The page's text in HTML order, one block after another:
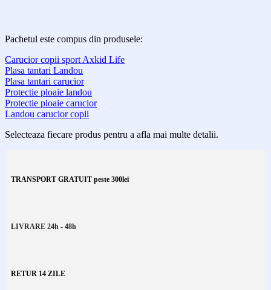
Pachetul este compus din produsele:
Carucior copii sport Axkid Life
Plasa tantari Landou
Plasa tantari carucior
Protectie ploaie landou
Protectie ploaie carucior
Landou carucior copii
Selecteaza fiecare produs pentru a afla mai multe detalii.
TRANSPORT GRATUIT peste 300lei
LIVRARE 24h - 48h
RETUR 14 ZILE